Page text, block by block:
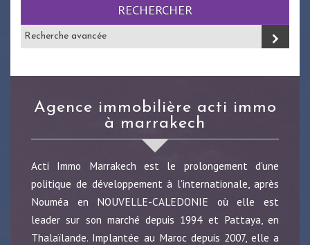
RECHERCHER
Recherche avancée
agence immobilière acti immo
à marrakech
Acti Immo Marrakech est le prolongement d'une
politique de développement à l'internationale, après
Nouméa en NOUVELLE-CALEDONIE où elle est
leader sur son marché depuis 1994 et Pattaya, en
Thalaïlande. Implantée au Maroc depuis 2007, elle a